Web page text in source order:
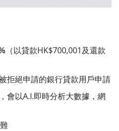
（以貸款HK$700,001及還款
拒絕申請的銀行貸款用戶申請
會以A.I.即時分析大數據，網